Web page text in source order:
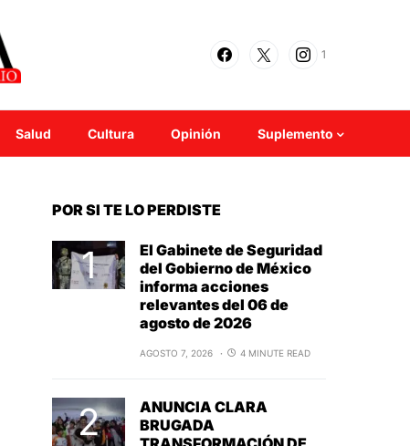
1
Salud Cultura Opinión Suplemento
POR SI TE LO PERDISTE
El Gabinete de Seguridad
del Gobierno de México
informa acciones
relevantes del 06 de
agosto de 2026
AGOSTO 7, 2026 4 MINUTE READ
ANUNCIA CLARA
BRUGADA